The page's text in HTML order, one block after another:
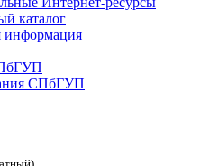
каталог
информация
СПбГУП